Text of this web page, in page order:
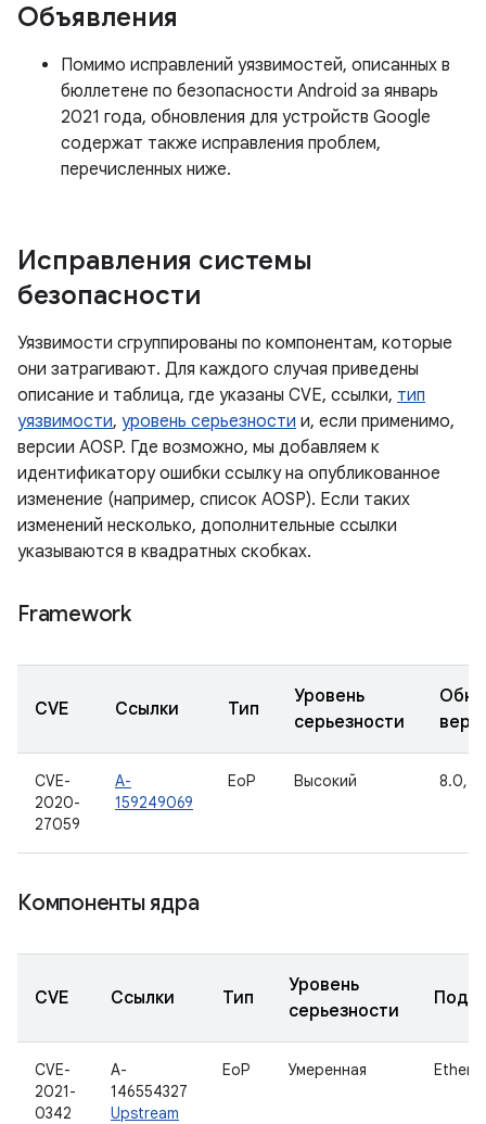
Объявления
Помимо исправлений уязвимостей, описанных в
бюллетене по безопасности Android за январь
2021 года, обновления для устройств Google
содержат также исправления проблем,
перечисленных ниже.
Исправления системы
безопасности
Уязвимости сгруппированы по компонентам, которые
они затрагивают. Для каждого случая приведены
описание и таблица, где указаны CVE, ссылки, тип
уязвимости, уровень серьезности и, если применимо,
версии AOSP. Где возможно, мы добавляем к
идентификатору ошибки ссылку на опубликованное
изменение (например, список AOSP). Если таких
изменений несколько, дополнительные ссылки
указываются в квадратных скобках.
Framework
CVE Ссылки Тип
Уровень
серьезности
CVE-
2020-
27059
A-
159249069
EoP Высокий 8.0,
Компоненты ядра
CVE Ссылки Тип
Уровень
серьезности
CVE-
2021-
0342
A-
146554327
Upstream
EoP Умеренная